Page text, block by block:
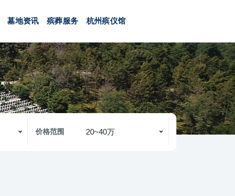
墓地资讯 殡葬服务 杭州殡仪馆
价格范围 20~40万